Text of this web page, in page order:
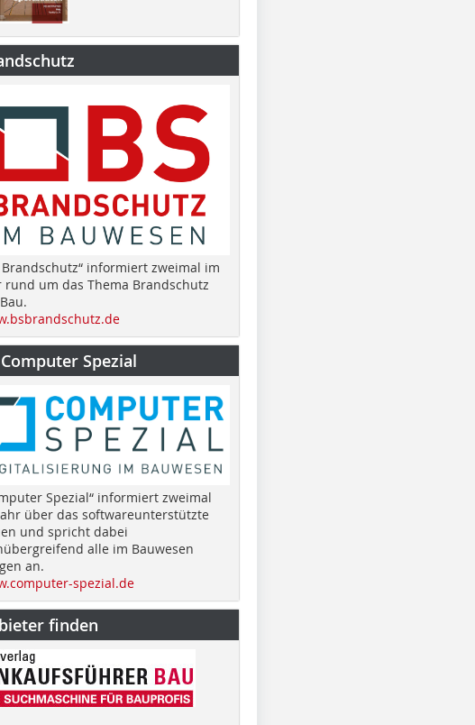
Brandschutz“ informiert zweimal im
rund um das Thema Brandschutz
Computer Spezial
Spezial“ informiert zweimal
über das softwareunterstützte
und spricht dabei
alle im Bauwesen
an.
spezial.de
finden